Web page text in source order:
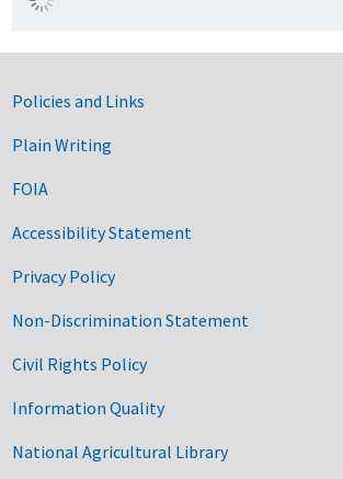
Government Links
Policies and Links
Plain Writing
FOIA
Accessibility Statement
Privacy Policy
Non-Discrimination Statement
Civil Rights Policy
Information Quality
National Agricultural Library